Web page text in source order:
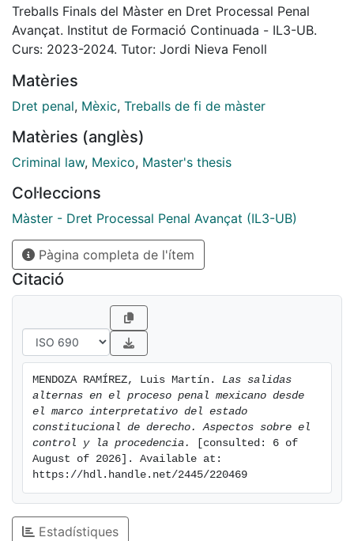
reparación del daño hacia una dirección de una
Justicia Restaurativa respecto al conflicto, incluso se
precisan los mecanismos alternos de solución de
Procedimientos Penales (de ahora en adelante, CNPP),
se establecen como el acuerdo reparatorio y la
Treballs Finals del Màster en Dret Processal Penal
Avançat. Institut de Formació Continuada - IL3-UB.
Curs: 2023-2024. Tutor: Jordi Nieva Fenoll
Matèries
Dret penal, Mèxic, Treballs de fi de màster
Matèries (anglès)
Criminal law, Mexico, Master's thesis
Col·leccions
Màster - Dret Processal Penal Avançat (IL3-UB)
Pàgina completa de l'ítem
Citació
MENDOZA RAMÍREZ, Luis Martín. Las salidas
alternas en el proceso penal mexicano desde
el marco interpretativo del estado
constitucional de derecho. Aspectos sobre el
control y la procedencia.
[consulted: 6 of
August of 2026]. Available at:
https://hdl.handle.net/2445/220469
Estadístiques